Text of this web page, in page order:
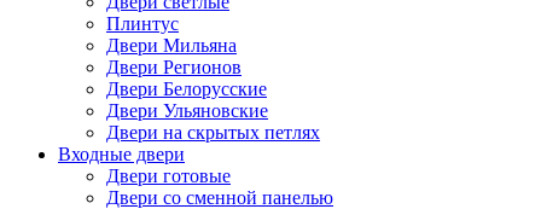
Плинтус
Двери Мильяна
Двери Регионов
Двери Белорусские
Двери Ульяновские
Двери на скрытых петлях
Входные двери
Двери готовые
Двери со сменной панелью